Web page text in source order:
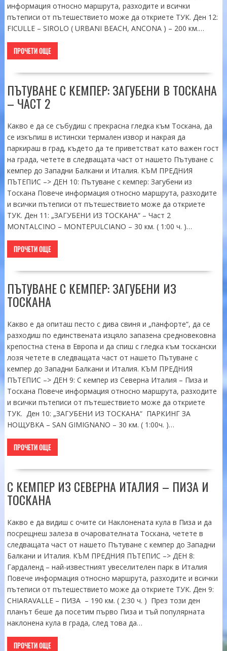
информация относно маршрута, разходите и всички
пътеписи от пътешествието може да откриете ТУК. Ден 12:
FICULLE – SIROLO ( URBANI BEACH, ANCONA ) – 200 км.…
ПРОЧЕТИ ОЩЕ
ПЪТУВАНЕ С КЕМПЕР: ЗАГУБЕНИ В ТОСКАНА
– ЧАСТ 2
Какво е да се събудиш с прекрасна гледка към Тоскана, да
се изкъпиш в истински термален извор и накрая да
паркираш в град, където да те приветстват като важен гост
на града, четете в следващата част от нашето Пътуване с
кемпер до Западни Балкани и Италия. КЪМ ПРЕДНИЯ
ПЪТЕПИС –> ДЕН 10: Пътуване с кемпер: Загубени из
Тоскана Повече информация относно маршрута, разходите
и всички пътеписи от пътешествието може да откриете
ТУК. Ден 11: „ЗАГУБЕНИ ИЗ ТОСКАНА“ – Част 2
MONTALCINO – MONTEPULCIANO – 30 км. ( 1:00 ч. )…
ПРОЧЕТИ ОЩЕ
ПЪТУВАНЕ С КЕМПЕР: ЗАГУБЕНИ ИЗ
ТОСКАНА
Какво е да опиташ песто с дива свиня и „панфорте“, да се
разходиш по единствената изцяло запазена средновековна
крепостна стена в Европа и да спиш с гледка към тоскански
лозя четете в следващата част от нашето Пътуване с
кемпер до Западни Балкани и Италия. КЪМ ПРЕДНИЯ
ПЪТЕПИС –> ДЕН 9: С кемпер из Северна Италия – Пиза и
Тоскана Повече информация относно маршрута, разходите
и всички пътеписи от пътешествието може да откриете
ТУК. Ден 10: „ЗАГУБЕНИ ИЗ ТОСКАНА“ ПАРКИНГ ЗА
НОЩУВКА – SAN GIMIGNANO – 30 км. ( 1:00ч. )…
ПРОЧЕТИ ОЩЕ
С КЕМПЕР ИЗ СЕВЕРНА ИТАЛИЯ – ПИЗА И
ТОСКАНА
Какво е да видиш с очите си Наклонената кула в Пиза и да
посрещнеш залеза в очарователната Тоскана, четете в
следващата част от нашето Пътуване с кемпер до Западни
Балкани и Италия. КЪМ ПРЕДНИЯ ПЪТЕПИС –> ДЕН 8:
Гардаленд – най-известният увеселителен парк в Италия
Повече информация относно маршрута, разходите и всички
пътеписи от пътешествието може да откриете ТУК. Ден 9:
CHIARAVALLE – ПИЗА – 190 км. ( 2:30 ч. ) През този ден
планът беше да посетим първо Пиза и тъй популярната
наклонена кула в града, след това да…
ПРОЧЕТИ ОЩЕ